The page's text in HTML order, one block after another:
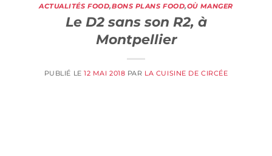
ACTUALITÉS FOOD,BONS PLANS FOOD,OÙ MANGER
Le D2 sans son R2, à
Montpellier
PUBLIÉ LE12 MAI 2018 PAR LA CUISINE DE CIRCÉE